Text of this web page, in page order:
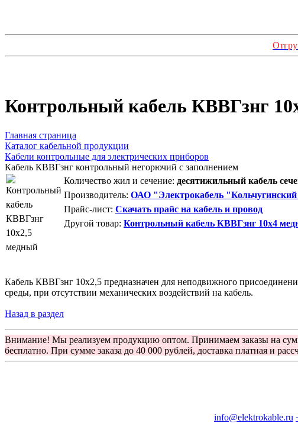
Контрольный кабель КВВГзнг
Главная страница
Каталог кабельной продукции
Кабели контрольные для электрических приборов
Кабель КВВГзнг контрольный негорючий с заполнением
Количество жил и сечение: десятижильный кабель
Производитель: ОАО "Электрокабель "Кольчугинский
Прайс-лист: Скачать прайс на кабель и провод
Другой товар: Контрольный кабель КВВГзнг 10х4
Кабель КВВГзнг 10х2,5 предназначен для неподвижного
среды, при отсутствии механических воздействий на кабель.
Назад в раздел
Внимание! Мы реализуем продукцию оптом. Принимаем заказы на
бесплатно. При сумме заказа до 40 000 рублей, доставка платная и
info@elektrokable.ru